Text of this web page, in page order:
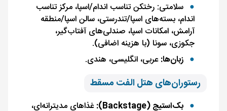
سلامتی: رختکن تناسب اندام/اسپا، مرکز تناسب
اندام، بسته‌های اسپا/تندرستی، سالن اسپا/منطقه
آرامش، امکانات اسپا، صندلی‌های آفتاب‌گیر،
جکوزی، سونا (با هزینه اضافی).
زبان‌ها:عربی، انگلیسی، هندی.
رستوران‌های هتل الفت مسقط
بک‌استیج (Backstage):
غذاهای مدیترانه‌ای،